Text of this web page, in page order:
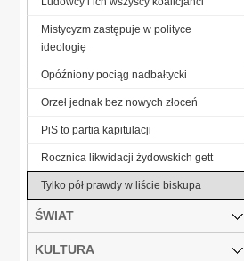
Mistycyzm zastępuje w polityce
ideologię
Opóźniony pociąg nadbałtycki
Orzeł jednak bez nowych złoceń
PiS to partia kapitulacji
Rocznica likwidacji żydowskich gett
Tylko pół prawdy w liście biskupa
ŚWIAT
KULTURA